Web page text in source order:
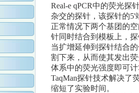
Real-e qPCR中的荧光探
杂交的探针，该探针的5'
正常情况下两个基团的
针同时结合到模板上，
当扩增延伸到探针结合
割下来，从而使其发出
体系中的荧光强度即可
TaqMan探针技术解决了
缩短了实验时间。